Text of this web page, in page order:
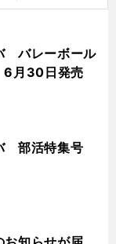
バレーボール
月30日発売
部活特集号